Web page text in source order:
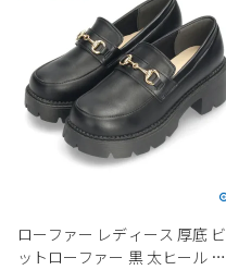
ローファー レディース 厚底 ビ
ットローファー 黒 太ヒール タ